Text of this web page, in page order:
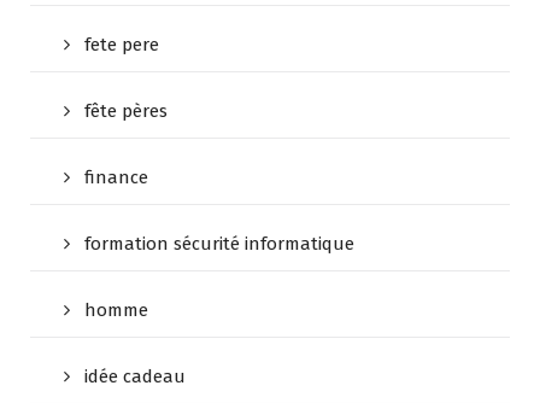
fete pere
fête pères
finance
formation sécurité informatique
homme
idée cadeau